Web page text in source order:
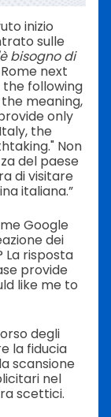
inizio
sulle
bisogno di
next
following
meaning,
only
the
Non
del paese
di visitare
italiana.”
Google
dei
La risposta
provide
like me to
degli
la fiducia
scansione
nel
scettici.